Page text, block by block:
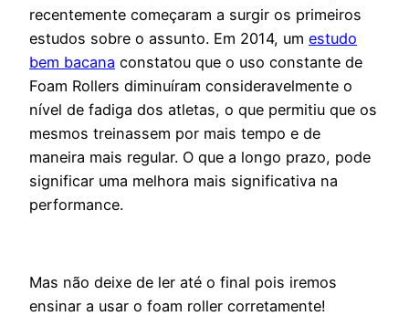
recentemente começaram a surgir os primeiros
estudos sobre o assunto. Em 2014, um estudo
bem bacana constatou que o uso constante de
Foam Rollers diminuíram consideravelmente o
nível de fadiga dos atletas, o que permitiu que os
mesmos treinassem por mais tempo e de
maneira mais regular. O que a longo prazo, pode
significar uma melhora mais significativa na
performance.
Mas não deixe de ler até o final pois iremos
ensinar a usar o foam roller corretamente!